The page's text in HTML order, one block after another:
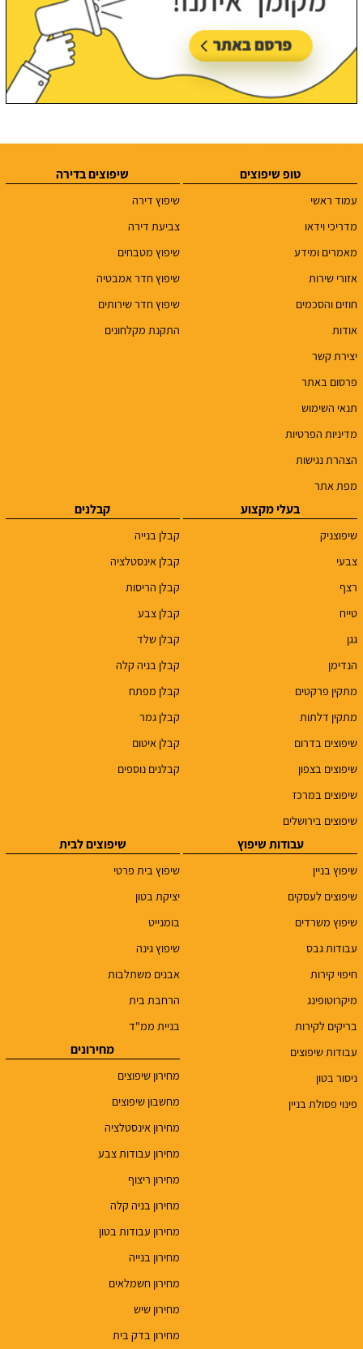
טופ שיפוצים
עמוד ראשי
מדריכי וידאו
מאמרים ומידע
אזורי שירות
חוזים והסכמים
אודות
יצירת קשר
פרסום באתר
תנאי השימוש
מדיניות הפרטיות
הצהרת נגישות
מפת אתר
שיפוצים בדירה
שיפוץ דירה
צביעת דירה
שיפוץ מטבחים
שיפוץ חדר אמבטיה
שיפוץ חדר שירותים
התקנת מקלחונים
בעלי מקצוע
שיפוצניק
צבעי
רצף
טייח
גגן
הנדימן
מתקין פרקטים
מתקין דלתות
שיפוצים בדרום
שיפוצים בצפון
שיפוצים במרכז
שיפוצים בירושלים
קבלנים
קבלן בנייה
קבלן אינסטלציה
קבלן הריסות
קבלן צבע
קבלן שלד
קבלן בניה קלה
קבלן מפתח
קבלן גמר
קבלן איטום
קבלנים נוספים
עבודות שיפוץ
שיפוץ בניין
שיפוצים לעסקים
שיפוץ משרדים
עבודות גבס
חיפוי קירות
מיקרוטופינג
בריקים לקירות
עבודות שיפוצים
ניסור בטון
פינוי פסולת בניין
שיפוצים לבית
שיפוץ בית פרטי
יציקת בטון
בומנייט
שיפוץ גינה
אבנים משתלבות
הרחבת בית
בניית ממ"ד
מחירונים
מחירון שיפוצים
מחשבון שיפוצים
מחירון אינסטלציה
מחירון עבודות צבע
מחירון ריצוף
מחירון בניה קלה
מחירון עבודות בטון
מחירון בנייה
מחירון חשמלאים
מחירון שיש
מחירון בדק בית